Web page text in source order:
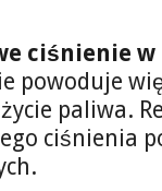
ciśnienie
powoduje
paliwa.
ciśnienia